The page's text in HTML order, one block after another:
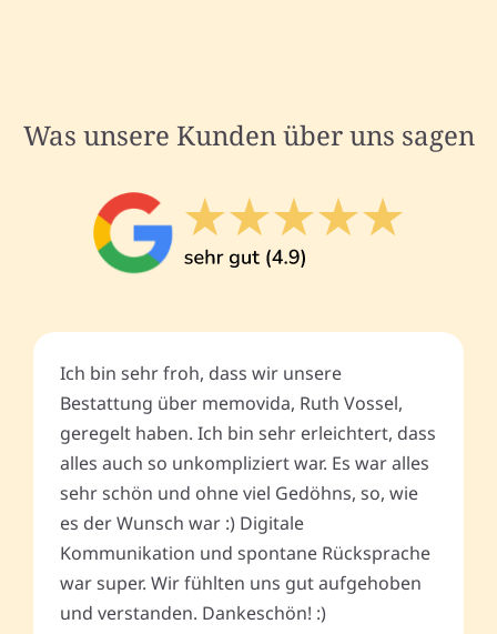
Was unsere Kunden über uns sagen
Ich bin sehr froh, dass wir unsere
Bestattung über memovida, Ruth Vossel,
geregelt haben. Ich bin sehr erleichtert, dass
alles auch so unkompliziert war. Es war alles
sehr schön und ohne viel Gedöhns, so, wie
es der Wunsch war :) Digitale
Kommunikation und spontane Rücksprache
war super. Wir fühlten uns gut aufgehoben
und verstanden. Dankeschön! :)